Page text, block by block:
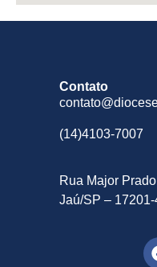
Contato
(14)4103-7007
Rua Major
Jaú/SP –